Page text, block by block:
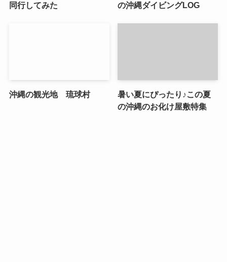
同行してみた
の沖縄ダイビングLOG
沖縄の観光地 琉球村
暑い夏にぴったり♪この夏
の沖縄のお化け屋敷特集